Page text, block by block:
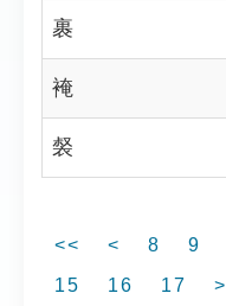
裹
裺
裻
<< < 8 9
15
16 17 >